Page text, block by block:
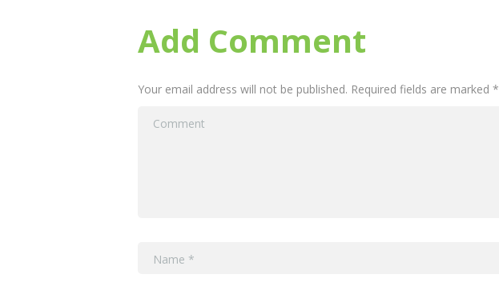
Add Comment
Your email address will not be published. Required fields are marked *